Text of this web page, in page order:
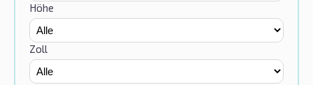
Höhe
Zoll